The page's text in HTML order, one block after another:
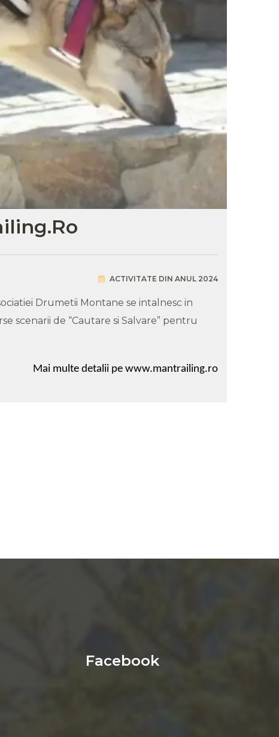
ACTIVITATE DIN ANUL 2024
Drumetii Montane se intalnesc in
scenarii de “Cautare si Salvare” pentru
Mai multe detalii pe www.mantrailing.ro
Facebook